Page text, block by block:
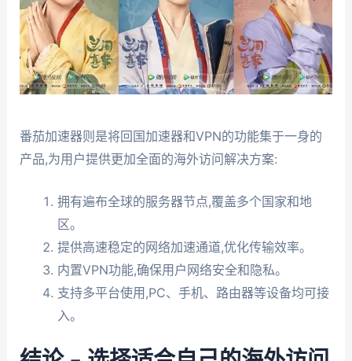
番茄加速器则是将回国加速器和VPN的功能集于一身的
产品,为用户提供更加全面的海外访问解决方案:
拥有遍布全球的服务器节点,覆盖多个国家和地
区。
提供高速稳定的网络加速通道,优化传输效率。
内置VPN功能,确保用户网络安全和隐私。
支持多平台使用,PC、手机、路由器等设备均可接
入。